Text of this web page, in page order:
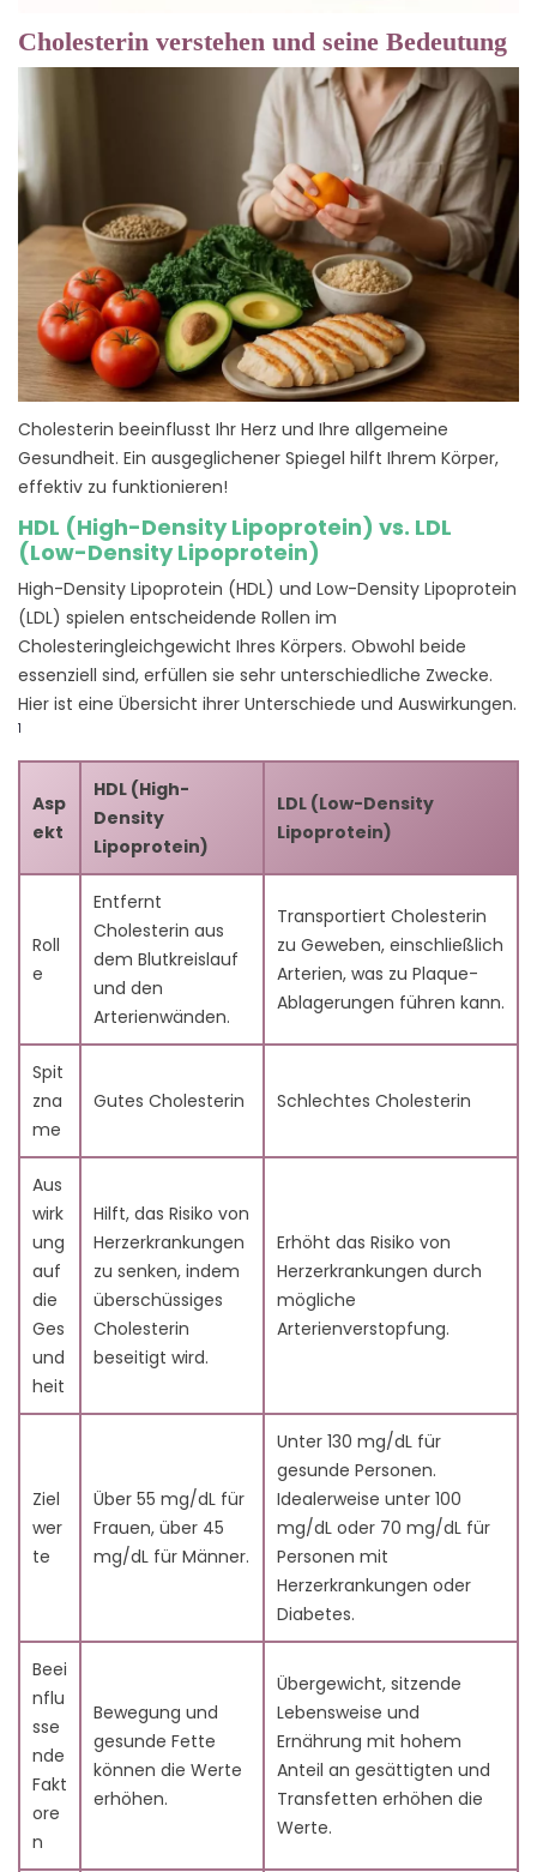
Cholesterin verstehen und seine Bedeutung
Cholesterin beeinflusst Ihr Herz und Ihre allgemeine
Gesundheit. Ein ausgeglichener Spiegel hilft Ihrem Körper,
effektiv zu funktionieren!
HDL (High-Density Lipoprotein) vs. LDL
(Low-Density Lipoprotein)
High-Density Lipoprotein (HDL) und Low-Density Lipoprotein
(LDL) spielen entscheidende Rollen im
Cholesteringleichgewicht Ihres Körpers. Obwohl beide
essenziell sind, erfüllen sie sehr unterschiedliche Zwecke.
Hier ist eine Übersicht ihrer Unterschiede und Auswirkungen.
1
Asp
ekt
HDL (High-
Density
Lipoprotein)
LDL (Low-Density
Lipoprotein)
Roll
e
Entfernt
Cholesterin aus
dem Blutkreislauf
und den
Arterienwänden.
Transportiert Cholesterin
zu Geweben, einschließlich
Arterien, was zu Plaque-
Ablagerungen führen kann.
Spit
zna
me
Gutes Cholesterin Schlechtes Cholesterin
Aus
wirk
ung
auf
die
Ges
und
heit
Hilft, das Risiko von
Herzerkrankungen
zu senken, indem
überschüssiges
Cholesterin
beseitigt wird.
Erhöht das Risiko von
Herzerkrankungen durch
mögliche
Arterienverstopfung.
Ziel
wer
te
Über 55 mg/dL für
Frauen, über 45
mg/dL für Männer.
Unter 130 mg/dL für
gesunde Personen.
Idealerweise unter 100
mg/dL oder 70 mg/dL für
Personen mit
Herzerkrankungen oder
Diabetes.
Beei
nflu
sse
nde
Fakt
ore
n
Bewegung und
gesunde Fette
können die Werte
erhöhen.
Übergewicht, sitzende
Lebensweise und
Ernährung mit hohem
Anteil an gesättigten und
Transfetten erhöhen die
Werte.